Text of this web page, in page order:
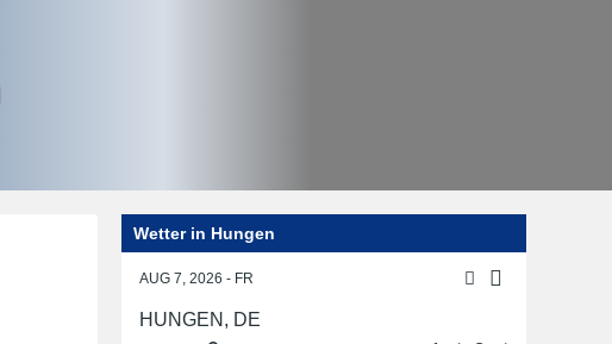
navigation
Wetter in Hungen
AUG 7, 2026 - FR
HUNGEN, DE